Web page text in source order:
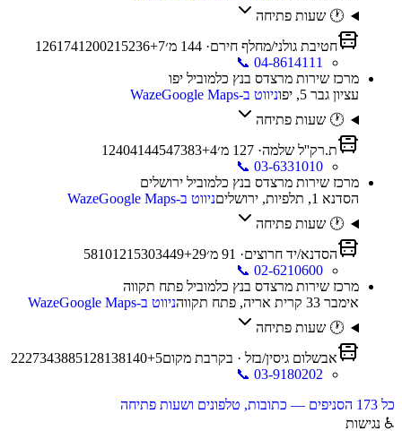
🕐 שעות פתיחה
חטיבת גולני/מחלף חירם·
144 מ׳ 1 261741 200215236+7
📞 04-8614111
מרכז שירות מרצדס בנץ כלמוביל יפו
עציון גבר 5, יפו
ניווט ב-WazeGoogle Maps
🕐 שעות פתיחה
ת.רק''ל שלמה·
127 מ׳ 1 2404144547383+4
📞 03-6331010
מרכז שירות מרצדס בנץ כלמוביל ירושלים
הסדנא 1, תלפיות, ירושלים
ניווט ב-WazeGoogle Maps
🕐 שעות פתיחה
הסדנא/יד חרוצים·
91 מ׳ 58101215303449+29
📞 02-6210600
מרכז שירות מרצדס בנץ כלמוביל פתח תקווה
אימבר 33 קרית אריה, פתח תקווה
ניווט ב-WazeGoogle Maps
🕐 שעות פתיחה
אבשלום גיסין/בזל · בקרבת מקום 2227343885128138140+5
📞 03-9180202
כל 173 הסניפים — כתובות, טלפונים ושעות פתיחה
♿ נגישות